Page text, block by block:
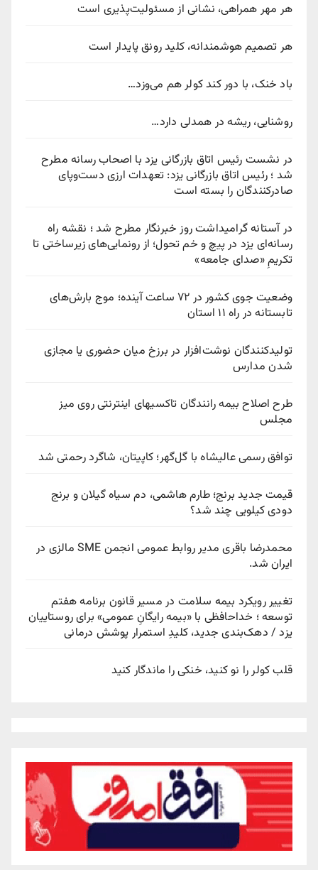
هر مهر همراهی، نشانی از مسئولیت‌پذیری است
هر تصمیم هوشمندانه، کلید رونق پایدار است
باد خنک، با دور کند کولر هم می‌وزد…
روشنایی، ریشه در همدلی دارد…
در نشست رئیس اتاق بازرگانی یزد با اصحاب رسانه مطرح
شد ؛ رئیس اتاق بازرگانی یزد: تعهدات ارزی دست‌وپای
صادرکنندگان را بسته است
در آستانه گرامیداشت روز خبرنگار مطرح شد ؛ نقشه راه
رسانه‌ای یزد در پیچ‌ و خم تحول؛ از رونمایی‌های زیرساختی تا
تکریمِ «صدای جامعه»
وضعیت جوی کشور در ۷۲ ساعت آینده؛ موج بارش‌های
تابستانه در راه ۱۱ استان
تولیدکنندگان نوشت‌افزار در برزخ میان حضوری یا مجازی
شدن مدارس
طرح اصلاح بیمه رانندگان تاکسیهای اینترنتی روی میز
مجلس
توافق رسمی عالیشاه با گل‌گهر؛ کاپیتان، شاگرد رحمتی شد
قیمت جدید برنج؛ طارم هاشمی، دم سیاه گیلان و برنج
دودی کیلویی چند شد؟
محمدرضا باقری مدیر روابط عمومی انجمن SME مالزی در
ایران شد.
تغییر رویکرد بیمه سلامت در مسیر قانون برنامه هفتم
توسعه ؛ خداحافظی با «بیمه رایگانِ عمومی» برای روستاییان
یزد / دهک‌بندی جدید، کلیدِ استمرار پوشش درمانی
قلب کولر را نو کنید، خنکی را ماندگار کنید